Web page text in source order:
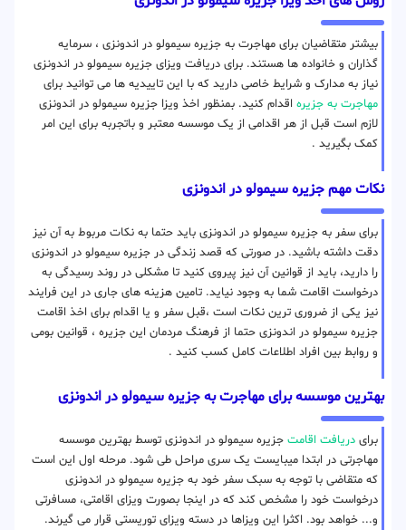
بیشتر متقاضیان برای مهاجرت به جزیره سیمولو در اندونزی ، سرمایه
گذاران و خانواده ها هستند. برای دریافت ویزای جزیره سیمولو در اندونزی
نیاز به مدارک و شرایط خاصی دارید که با این تاییدیه ها می توانید برای
مهاجرت به جزیره اقدام کنید. بمنظور اخذ ویزا جزیره سیمولو در اندونزی
لازم است قبل از هر اقدامی از یک موسسه معتبر و باتجربه برای این امر
کمک بگیرید .
نکات مهم جزیره سیمولو در اندونزی
برای سفر به جزیره سیمولو در اندونزی باید حتما به نکات مربوط به آن نیز
دقت داشته باشید. در صورتی که قصد زندگی در جزیره سیمولو در اندونزی
را دارید، باید از قوانین آن نیز پیروی کنید تا مشکلی در روند رسیدگی به
درخواست اقامت شما به وجود نیاید. تامین هزینه های جاری در این فرایند
نیز یکی از ضروری ترین نکات است ،قبل سفر و یا اقدام برای اخذ اقامت
جزیره سیمولو در اندونزی حتما از فرهنگ مردمان این جزیره ، قوانین بومی
و روابط بین افراد اطلاعات کامل کسب کنید .
بهترین موسسه برای مهاجرت به جزیره سیمولو در اندونزی
برای دریافت اقامت جزیره سیمولو در اندونزی توسط بهترین موسسه
مهاجرتی در ابتدا میبایست یک سری مراحل طی شود. مرحله اول این است
که متقاضی با توجه به سبک سفر خود به جزیره سیمولو در اندونزی
درخواست خود را مشخص کند که در اینجا بصورت ویزای اقامتی، مسافرتی
و... خواهد بود. اکثرا این ویزاها در دسته ویزای توریستی قرار می گیرند.